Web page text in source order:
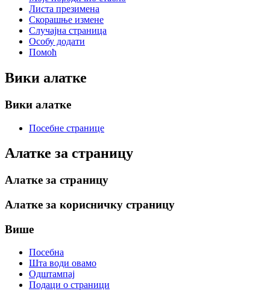
Листа презимена
Скорашње измене
Случајна страница
Особу додати
Помоћ
Вики алатке
Вики алатке
Посебне странице
Алатке за страницу
Алатке за страницу
Алатке за корисничку страницу
Више
Посебна
Шта води овамо
Одштампај
Подаци о страници